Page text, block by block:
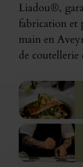
Liadou®,
fabrication et
main en
de coutellerie